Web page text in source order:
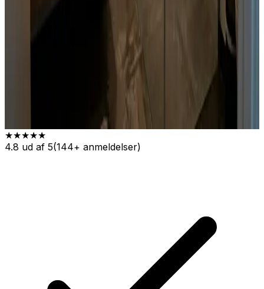
★★★★★
4.8 ud af 5(144+ anmeldelser)